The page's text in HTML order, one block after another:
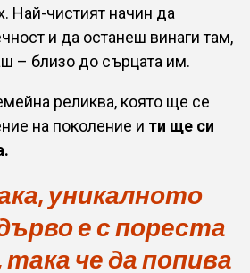
Най-чистият начин да
и да останеш винаги там,
– близо до сърцата им.
реликва, която ще се
на поколение и ти ще си
уникалното
е с пореста
че да попива